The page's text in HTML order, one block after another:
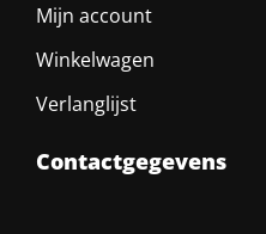
Mijn account
Winkelwagen
Verlanglijst
Contactgegevens